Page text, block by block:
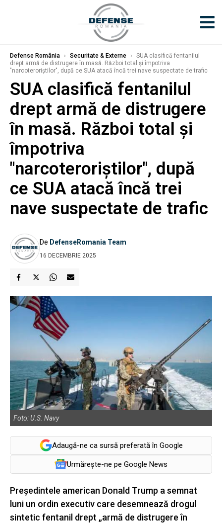
Defense România › Securitate & Externe ›
SUA clasifică fentanilul
drept armă de distrugere în masă. Război total și împotriva
"narcoteroriștilor", după ce SUA atacă încă trei nave suspectate de trafic
SUA clasifică fentanilul
drept armă de distrugere
în masă. Război total și
împotriva
"narcoteroriștilor", după
ce SUA atacă încă trei
nave suspectate de trafic
De DefenseRomania Team
16 DECEMBRIE 2025
Foto: U.S. Navy
Adaugă-ne ca sursă preferată în Google
Urmărește-ne pe Google News
Președintele american Donald Trump a semnat
luni un ordin executiv care desemnează drogul
sintetic fentanil drept „armă de distrugere în